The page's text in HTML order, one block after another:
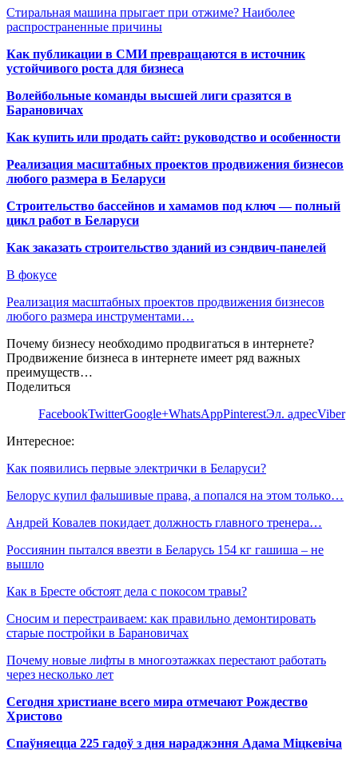
Стиральная машина прыгает при отжиме? Наиболее
распространенные причины
Как публикации в СМИ превращаются в источник
устойчивого роста для бизнеса
Волейбольные команды высшей лиги сразятся в
Барановичах
Как купить или продать сайт: руководство и особенности
Реализация масштабных проектов продвижения бизнесов
любого размера в Беларуси
Строительство бассейнов и хамамов под ключ — полный
цикл работ в Беларуси
Как заказать строительство зданий из сэндвич-панелей
В фокусе
Реализация масштабных проектов продвижения бизнесов
любого размера инструментами…
Почему бизнесу необходимо продвигаться в интернете?
Продвижение бизнеса в интернете имеет ряд важных
преимуществ…
Поделиться
FacebookTwitterGoogle+WhatsAppPinterestЭл. адресViber
Интересное:
Как появились первые электрички в Беларуси?
Белорус купил фальшивые права, а попался на этом только…
Андрей Ковалев покидает должность главного тренера…
Россиянин пытался ввезти в Беларусь 154 кг гашиша – не
вышло
Как в Бресте обстоят дела с покосом травы?
Сносим и перестраиваем: как правильно демонтировать
старые постройки в Барановичах
Почему новые лифты в многоэтажках перестают работать
через несколько лет
Сегодня христиане всего мира отмечают Рождество
Христово
Спаўняецца 225 гадоў з дня нараджэння Адама Міцкевіча